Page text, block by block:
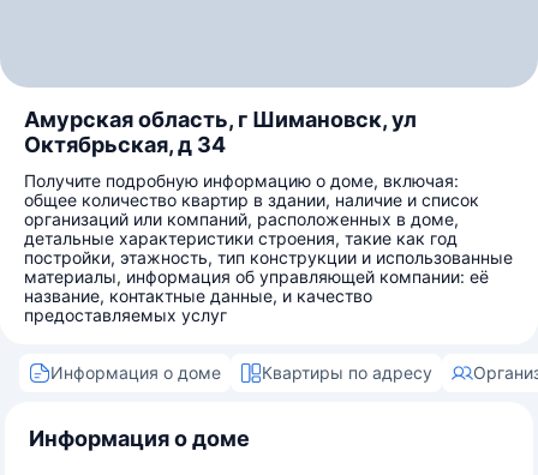
Амурская область, г Шимановск, ул
Октябрьская, д 34
Получите подробную информацию о доме, включая:
общее количество квартир в здании, наличие и список
организаций или компаний, расположенных в доме,
детальные характеристики строения, такие как год
постройки, этажность, тип конструкции и использованные
материалы, информация об управляющей компании: её
название, контактные данные, и качество
предоставляемых услуг
Информация о доме Квартиры по адресу
Информация о доме